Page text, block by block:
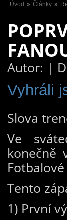
Úvod » Články »
Autor: |
Vyhráli
Slova
Ve
konečně
Tento
1) První